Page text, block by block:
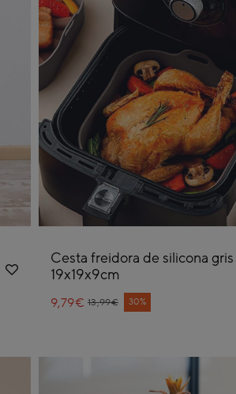
Cesta freidora de silicona gris
19x19x9cm
Price reduced from
13,99€
to 30%
9,79€